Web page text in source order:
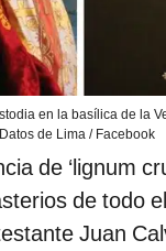
en la basílica de la
Datos de Lima / Facebook
de ‘lignum
de todo
Juan